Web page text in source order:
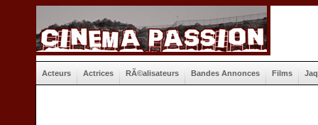
Acteurs Actrices RÃ©alisateurs Bandes Annonces Films